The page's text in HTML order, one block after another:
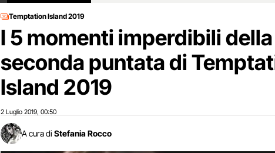
Temptation Island 2019
I 5 momenti imperdibili della
seconda puntata di
Island 2019
2 Luglio 2019 00:50
A cura di Stefania Rocco